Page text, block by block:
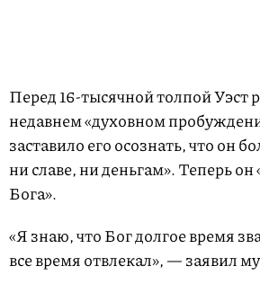
Перед 16-тысячной толпой Уэст
недавнем «духовном
заставило его осознать, что он
ни славе, ни деньгам». Теперь он
Бога».
«Я знаю, что Бог долгое время
все время отвлекал», — заявил